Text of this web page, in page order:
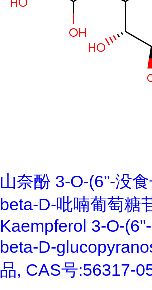
山奈酚 3-O-(6''-没
beta-D-吡喃葡萄糖
Kaempferol 3-O-
beta-D-
品, CAS号:56317-